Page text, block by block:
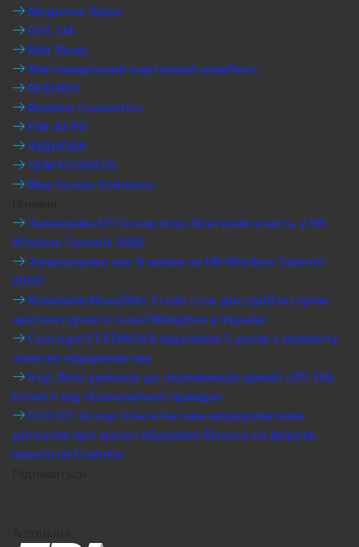
Медична Зірка
DOC.UA
Мій Лікар
Житомирський картонний комбінат
BEEHIVE
Beehive Cosmetics
ЕФІ-АГРО
ФІДНОВА
SEM ECOPACK
Blue Ocean Solutions
Засновник EFI Group Ігор Ліскі взяв участь у HR
Wisdom Summit 2026
Запрошуємо вас 8 липня на HR Wisdom Summit
2026!
Компанія NovaSklo Trade стає дистриб’ютором
архітектурного скла Pilkington в Україні
Сьогодні FEEDNOVA відзначає 5 років з моменту
запуску підприємства
Ігор Ліскі увійшов до переможців премії «УП 100.
Бізнес» від «Економічної правди»
CEO EFI Group Ольга Батова модеруватиме
дискусію про масштабування бізнесу на форумі
Industrial Evolutio